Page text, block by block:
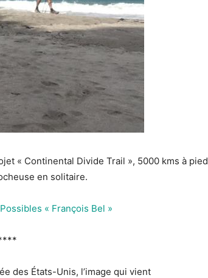
« Continental Divide Trail », 5000 kms à pied
en solitaire.
« François Bel »
des États-Unis, l’image qui vient